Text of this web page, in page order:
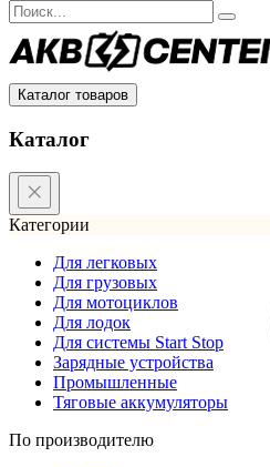
Каталог товаров
Каталог
Категории
Для легковых
Для грузовых
Для мотоциклов
Для лодок
Для системы Start Stop
Зарядные устройства
Промышленные
Тяговые аккумуляторы
По производителю